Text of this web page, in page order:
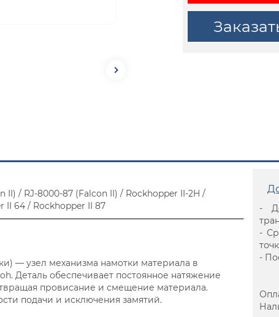
II) / RJ-8000-87 (Falcon II) / Rockhopper II-2H /
II 64 / Rockhopper II 87
— узел механизма намотки материала в
Деталь обеспечивает постоянное натяжение
провисание и смещение материала.
подачи и исключения замятий.
-
-
-